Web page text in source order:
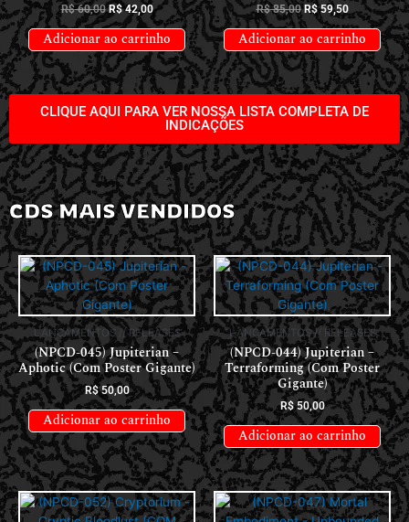
R$60,00 R$42,00
Adicionar ao carrinho
R$85,00 R$59,50
Adicionar ao carrinho
CLIQUE AQUI PARA VER NOSSA LISTA COMPLETA DE
INDICAÇÕES
CDS MAIS VENDIDOS
LANÇAMENTOS // RELEASES
(NPCD-045) Jupiterian –
Aphotic (Com Poster Gigante)
R$50,00
Adicionar ao carrinho
LANÇAMENTOS // RELEASES
(NPCD-044) Jupiterian –
Terraforming (Com Poster
Gigante)
R$50,00
Adicionar ao carrinho